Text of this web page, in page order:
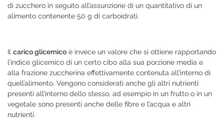
di zucchero in seguito all’assunzione di un quantitativo di un
alimento contenente 50 g di carboidrati.
Il carico glicemico è invece un valore che si ottiene rapportando
l’indice glicemico di un certo cibo alla sua porzione media e
alla frazione zuccherina effettivamente contenuta all’interno di
quell’alimento. Vengono considerati anche gli altri nutrienti
presenti all’interno dello stesso, ad esempio in un frutto o in un
vegetale sono presenti anche delle fibre e l’acqua e altri
nutrienti.